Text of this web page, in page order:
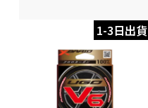
1-3日出貨